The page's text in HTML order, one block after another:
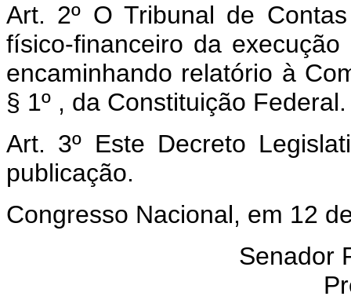
Art. 2º O Tribunal de
físico-financeiro da
encaminhando relatório à
§ 1º , da Constituição Federal.
Art. 3º Este Decreto
publicação.
Congresso Nacional, em 12
Senador